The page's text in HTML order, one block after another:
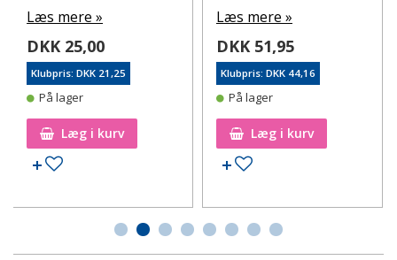
Læs mere »
DKK 25,00
Klubpris: DKK 21,25
På lager
Læg i kurv
Tilføj til ønskeseddel
Læs mere »
DKK 51,95
Klubpris: DKK 44,16
På lager
Læg i kurv
Tilføj til ønskeseddel